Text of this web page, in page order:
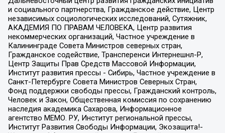
и социального партнерства, Гражданское действие, Центр
независимых социологических исследований, Сутяжник,
АКАДЕМИЯ ПО ПРАВАМ ЧЕЛОВЕКА, Центр развития
некоммерческих организаций, Частное учреждение в
Калининграде Совета Министров северных стран,
Гражданское содействие, Трансперенси Интернешнл-Р,
Центр Защиты Прав Средств Массовой Информации,
Институт развития прессы - Сибирь, Частное учреждение в
Санкт-Петербурге Совета Министров Северных Стран,
Фонд поддержки свободы прессы, Гражданский контроль,
Человек и Закон, Общественная комиссия по сохранению
наследия академика Сахарова, Информационное
агентство МЕМО. РУ, Институт региональной прессы,
Институт Развития Свободы Информации, Экозащита!-